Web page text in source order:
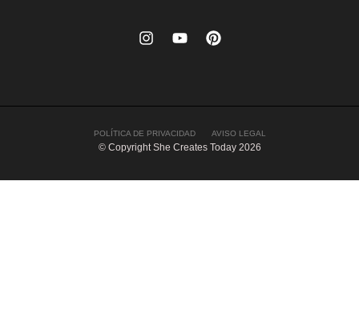
POLÍTICA DE PRIVACIDAD AVISO LEGAL
© Copyright She Creates Today 2026